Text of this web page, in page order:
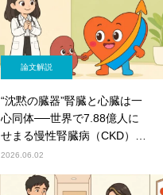
論文解説
“沈黙の臓器”腎臓と心臓は一
心同体──世界で7.88億人に
せまる慢性腎臓病（CKD）と
心臓病の深い関係（Global
The Lancet 2025）
2026.06.02